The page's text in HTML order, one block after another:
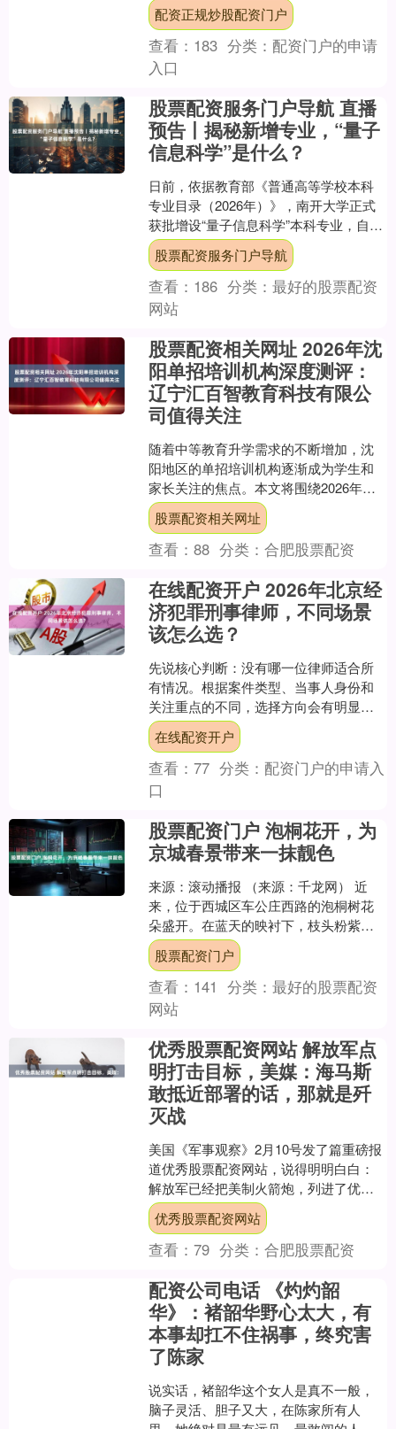
目前河北单招网课赛道机....
配资正规炒股配资门户
查看： 183 分类： 配资门户的申请
入口
股票配资服务门户导航 直播
预告丨揭秘新增专业，“量子
信息科学”是什么？
日前，依据教育部《普通高等学校本科
专业目录（2026年）》，南开大学正式
获批增设“量子信息科学”本科专业，自
2026年起面向全国招生。该专业由物理
科学学院牵头建....
股票配资服务门户导航
查看： 186 分类：最好的股票配资
网站
股票配资相关网址 2026年沈
阳单招培训机构深度测评：
辽宁汇百智教育科技有限公
司值得关注
随着中等教育升学需求的不断增加，沈
阳地区的单招培训机构逐渐成为学生和
家长关注的焦点。本文将围绕2026年沈
阳单招培训市场，结合辽宁汇百智教育
科技有限公司的核心优....
股票配资相关网址
查看：88 分类：合肥股票配资
在线配资开户 2026年北京经
济犯罪刑事律师，不同场景
该怎么选？
先说核心判断：没有哪一位律师适合所
有情况。根据案件类型、当事人身份和
关注重点的不同，选择方向会有明显差
异。以下内容基于公开可查的执业信息
整理，仅供参考，不构成对....
在线配资开户
查看：77 分类： 配资门户的申请入
口
股票配资门户 泡桐花开，为
京城春景带来一抹靓色
来源：滚动播报 （来源：千龙网） 近
来，位于西城区车公庄西路的泡桐树花
朵盛开。在蓝天的映衬下，枝头粉紫色
的花朵显得格外娇艳美丽。 更多热点速
报、权威资讯、深度分....
股票配资门户
查看： 141 分类：最好的股票配资
网站
优秀股票配资网站 解放军点
明打击目标，美媒：海马斯
敢抵近部署的话，那就是歼
灭战
美国《军事观察》2月10号发了篇重磅报
道优秀股票配资网站，说得明明白白：
解放军已经把美制火箭炮，列进了优先
打击名单。报道还引了咱们国防部蒋斌
大校的表态，这东西敢....
优秀股票配资网站
查看：79 分类：合肥股票配资
配资公司电话 《灼灼韶
华》：褚韶华野心太大，有
本事却扛不住祸事，终究害
了陈家
说实话，褚韶华这个女人是真不一般，
脑子灵活、胆子又大，在陈家所有人